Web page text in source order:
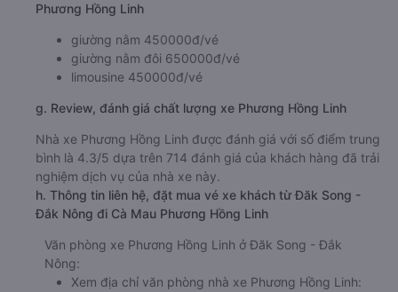
Phương Hồng Linh
giường nằm 450000đ/vé
giường nằm đôi 650000đ/vé
limousine 450000đ/vé
g. Review, đánh giá chất lượng xe Phương Hồng Linh
Nhà xe Phương Hồng Linh được đánh giá với số điểm trung
bình là 4.3/5 dựa trên 714 đánh giá của khách hàng đã trải
nghiệm dịch vụ của nhà xe này.
h. Thông tin liên hệ, đặt mua vé xe khách từ Đăk Song -
Đắk Nông đi Cà Mau Phương Hồng Linh
Văn phòng xe Phương Hồng Linh ở Đăk Song - Đắk
Nông:
Xem địa chỉ văn phòng nhà xe Phương Hồng Linh: